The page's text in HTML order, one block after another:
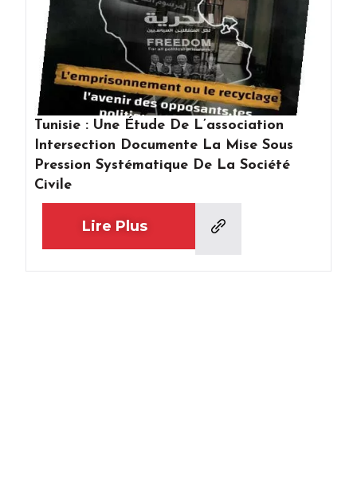
Tunisie : Une Étude De L’association
Intersection Documente La Mise Sous
Pression Systématique De La Société
Civile
Lire Plus